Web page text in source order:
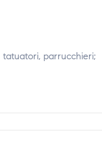
parrucchieri;